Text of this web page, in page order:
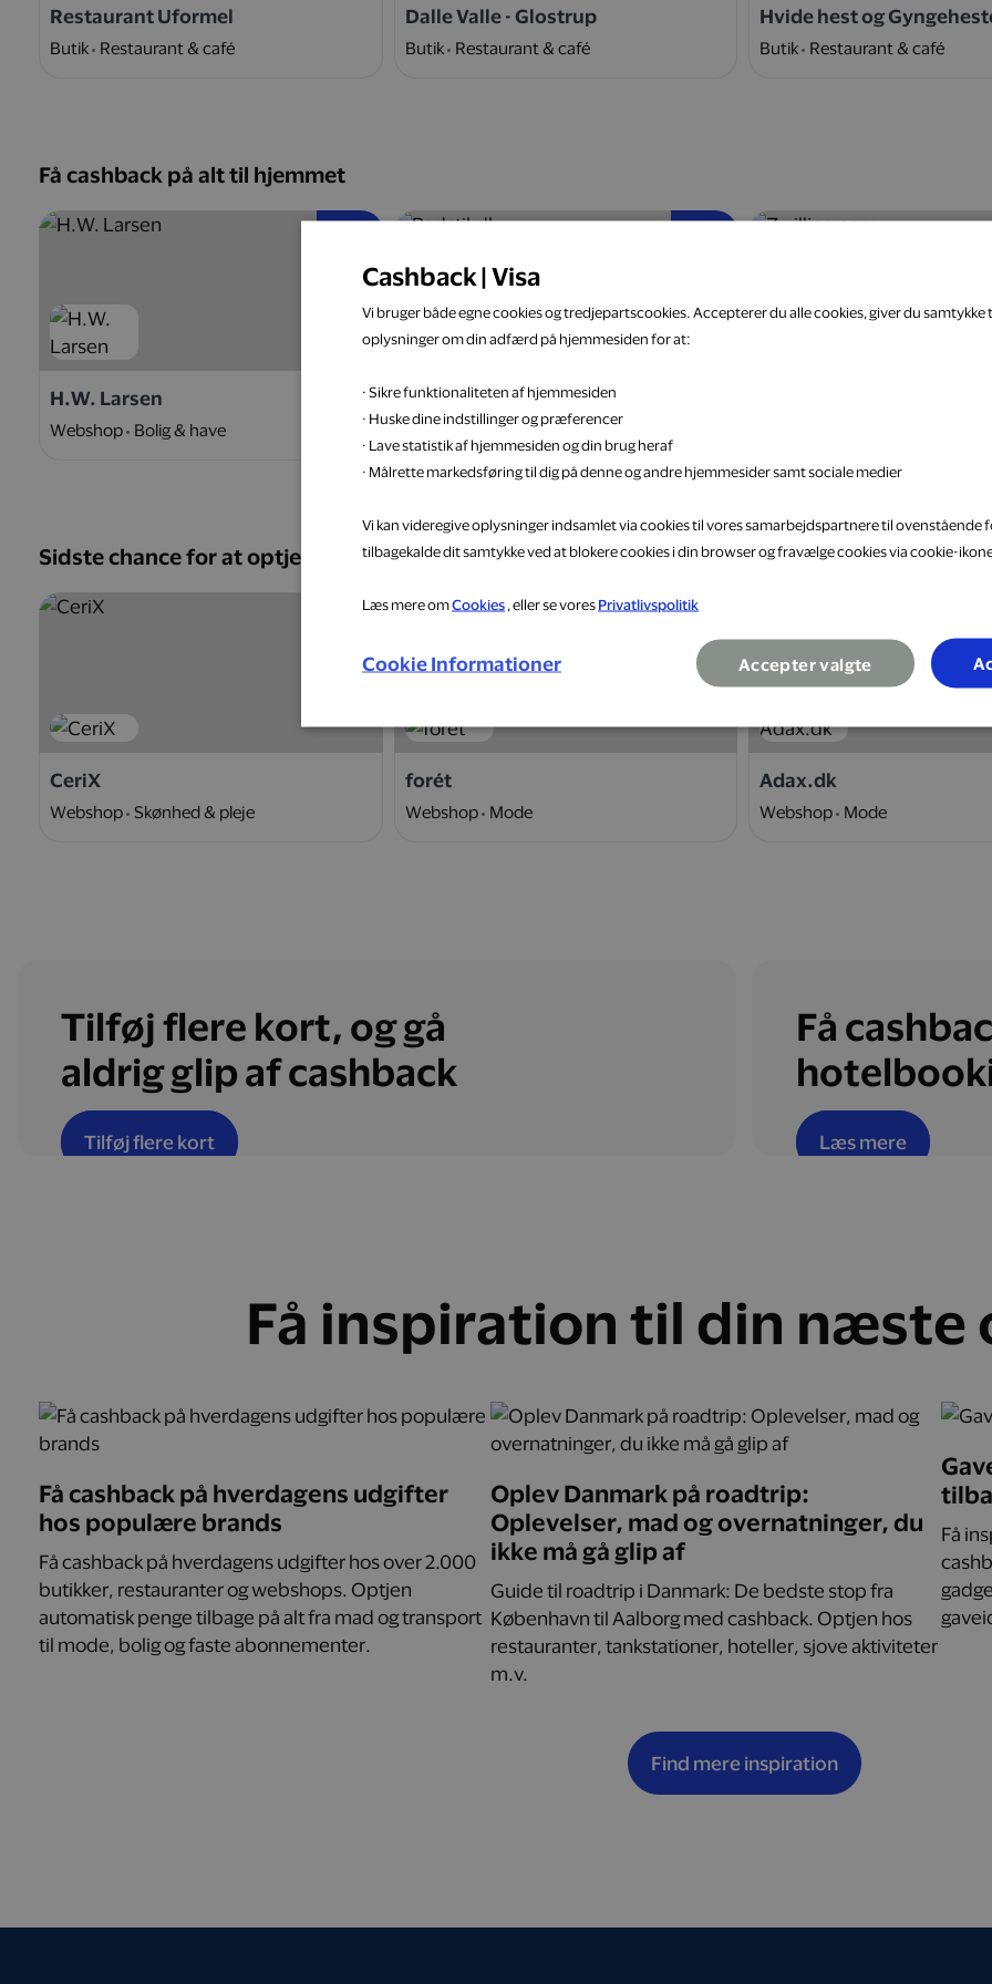
Restaurant Uformel
Butik Restaurant & café
Dalle Valle - Glostrup
Butik Restaurant & café
Hvide hest og
Butik Restaurant & café
Få cashback på alt til hjemmet
H.W. Larsen
Webshop Bolig & have
Badstil.dk
Webshop Bolig & have
Sidste chance for at optjene
5 %
CeriX
Webshop Skønhed & pleje
10 %
forét
Webshop Mode
Adax.dk
Webshop Mode
Tilføj flere kort, og gå
aldrig glip af cashback
Tilføj flere kort
Få
Læs mere
Få inspiration til din næste
Få cashback på hverdagens udgifter
hos populære brands
Få cashback på hverdagens udgifter hos over 2.000
butikker, restauranter og webshops. Optjen
automatisk penge tilbage på alt fra mad og transport
til mode, bolig og faste abonnementer.
Oplev Danmark på roadtrip:
Oplevelser, mad og overnatninger, du
ikke må gå glip af
Guide til roadtrip i Danmark: De bedste stop fra
København til Aalborg med cashback. Optjen hos
restauranter, tankstationer, hoteller, sjove aktiviteter
m.v.
Få
Find mere inspiration
Cashback | Visa
Vi bruger både egne cookies og tredjepartscookies. Accepterer du alle cookies, giver du samtykke
oplysninger om din adfærd på hjemmesiden for at:
· Sikre funktionaliteten af hjemmesiden
· Huske dine indstillinger og præferencer
· Lave statistik af hjemmesiden og din brug heraf
· Målrette markedsføring til dig på denne og andre hjemmesider samt sociale medier
Vi kan videregive oplysninger indsamlet via cookies til vores samarbejdspartnere til ovenstående
tilbagekalde dit samtykke ved at blokere cookies i din browser og fravælge cookies via cookie-
Læs mere omCookies , eller se vores Privatlivspolitik
Accepter valgte
Cookie Informationer